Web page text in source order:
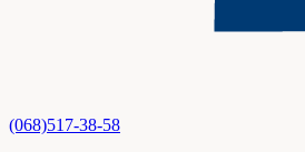
(068)517-38-58